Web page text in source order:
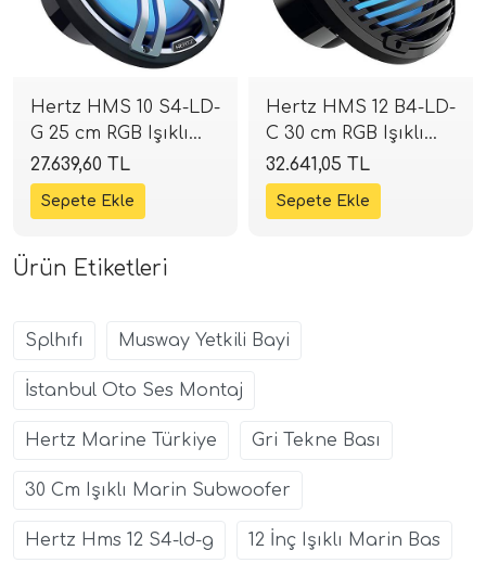
Hertz HMS 10 S4-LD-
G 25 cm RGB Işıklı
Marin Subwoofer |
500W Gri | SPLHIFI
27.639,60 TL
Hertz HMS 12 B4-LD-
C 30 cm RGB Işıklı
Marin Subwoofer |
1000W Siyah |
SPLHIFI
32.641,05 TL
Ürün Etiketleri
Splhıfı Musway Yetkili Bayi
İstanbul Oto Ses Montaj
Hertz Marine Türkiye Gri Tekne Bası
30 Cm Işıklı Marin Subwoofer
Hertz Hms 12 S4-ld-g 12 İnç Işıklı Marin Bas